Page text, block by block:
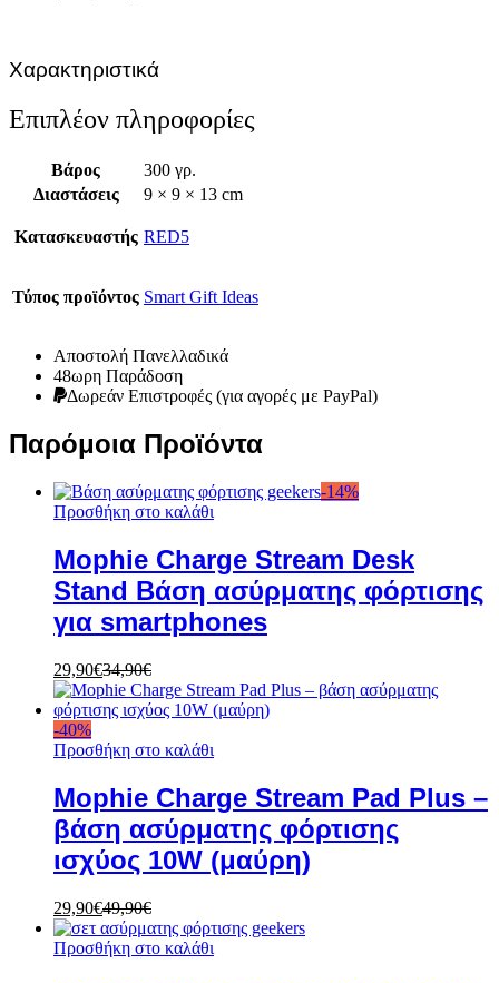
Χαρακτηριστικά
Επιπλέον πληροφορίες
Βάρος
300 γρ.
Διαστάσεις
9 × 9 × 13 cm
Κατασκευαστής RED5
Τύπος προϊόντος Smart Gift Ideas
Αποστολή Πανελλαδικά
48ωρη Παράδοση
Δωρεάν Eπιστροφές (για αγορές με PayPal)
Παρόμοια Προϊόντα
-14%
Προσθήκη στο καλάθι
Mophie Charge Stream Desk
Stand Βάση ασύρματης φόρτισης
για smartphones
29,90€34,90€
-40%
Προσθήκη στο καλάθι
Mophie Charge Stream Pad Plus –
βάση ασύρματης φόρτισης
ισχύος 10W (μαύρη)
29,90€49,90€
Προσθήκη στο καλάθι